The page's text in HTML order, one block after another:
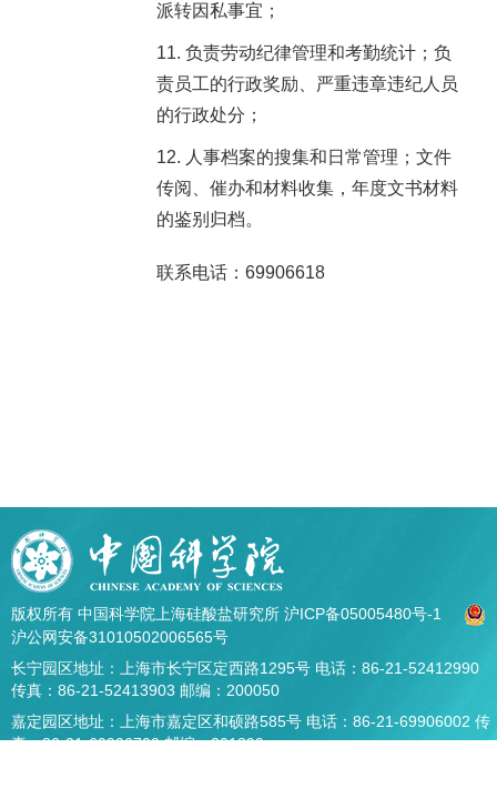
派转因私事宜；
负责劳动纪律管理和考勤统计；负
责员工的行政奖励、严重违章违纪人员
的行政处分；
人事档案的搜集和日常管理；文件
传阅、催办和材料收集，年度文书材料
的鉴别归档。
联系电话：69906618
版权所有 中国科学院上海硅酸盐研究所 沪ICP备05005480号-1
沪公网安备31010502006565号
长宁园区地址：上海市长宁区定西路1295号 电话：86-21-52412990
传真：86-21-52413903 邮编：200050
嘉定园区地址：上海市嘉定区和硕路585号 电话：86-21-69906002 传
真：86-21-69906700 邮编：201899